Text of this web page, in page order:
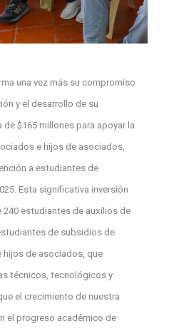
una vez más su compromiso
y el desarrollo de su
$165 millones para apoyar la
e hijos de asociados,
a estudiantes de
Esta significativa inversión
240 estudiantes de auxilios de
de subsidios de
de asociados, que
técnicos, tecnológicos y
el crecimiento de nuestra
el progreso académico de